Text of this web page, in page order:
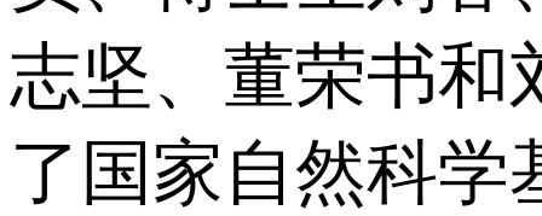
志坚、董荣书和
了国家自然科学